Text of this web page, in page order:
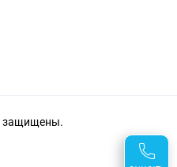
защищены.